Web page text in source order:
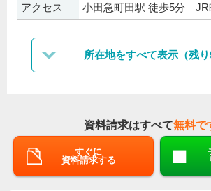
アクセス 小田急町田駅 徒歩5分 JR
所在地をすべて表示（残り
資料請求はすべて無料で
すぐに
資料請求する